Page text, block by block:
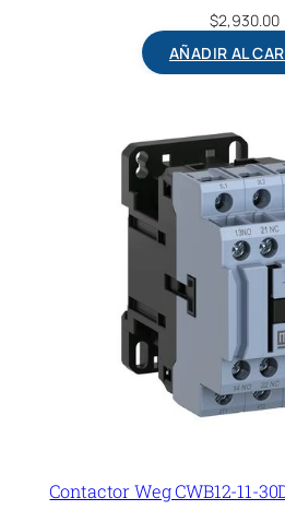
$2,930.00
AÑADIR AL
Contactor Weg CWB12-11-